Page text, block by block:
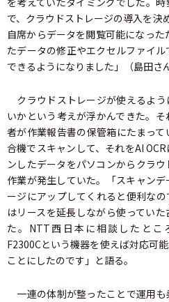
で、クラウドストレージの導入を決
自席からデータを閲覧可能になった
たデータの修正やエクセルファイ
できるようになりました」（島田さ
クラウドストレージが使えるよ
いかという考えが浮かんできた。
者が作業報告書の保管箱にたまっ
合機でスキャンして、それをAI
ンしたデータをパソコンからクラ
作業が発生していた。「スキャン
ージにアップしてくれると便利な
はリースを延長しながら使ってい
た。NTT西日本に相談したとこ
F2300Cという機器を使えば対応可
ことにしたのです」と語る。
一連の体制が整ったことで運用